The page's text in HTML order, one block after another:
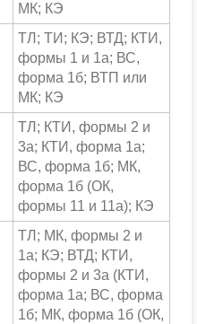
МК; КЭ
ТЛ; ТИ; КЭ; ВТД; КТИ,
формы 1 и 1а; ВС,
форма 1б; ВТП или
МК; КЭ
ТЛ; КТИ, формы 2 и
3а; КТИ, форма 1а;
ВС, форма 1б; МК,
форма 1б (ОК,
формы 11 и 11a); КЭ
ТЛ; МК, формы 2 и
1а; КЭ; ВТД; КТИ,
формы 2 и 3а (КТИ,
форма 1а; ВС, форма
1б; МК, форма 1б (ОК,